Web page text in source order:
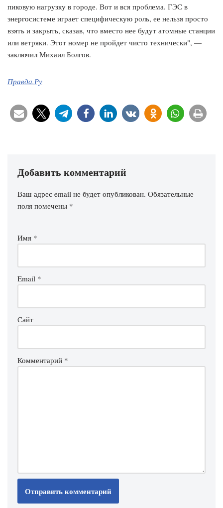
пиковую нагрузку в городе. Вот и вся проблема. ГЭС в
энергосистеме играет специфическую роль, ее нельзя просто
взять и закрыть, сказав, что вместо нее будут атомные станции
или ветряки. Этот номер не пройдет чисто технически", —
заключил Михаил Болгов.
Правда.Ру
Добавить комментарий
Ваш адрес email не будет опубликован. Обязательные
поля помечены *
Имя *
Email *
Сайт
Комментарий *